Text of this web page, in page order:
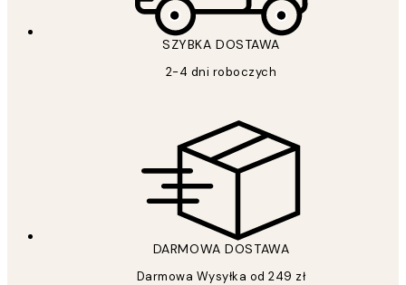
SZYBKA DOSTAWA
2-4 dni roboczych
DARMOWA DOSTAWA
Darmowa Wysyłka od 249 zł